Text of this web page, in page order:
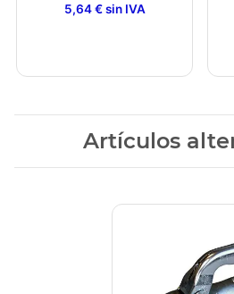
5,64 € sin IVA
Artículos